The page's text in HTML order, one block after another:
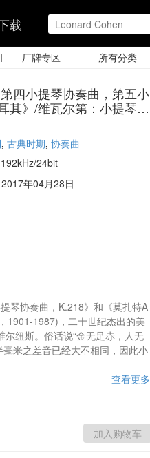
载
| 厂牌专区 | 所有分类
四小提琴协奏曲，第五小
其》/维瓦尔第：小提琴与
547
, 古典时期, 协奏曲
192kHz/24bit
2017年04月28日
琴协奏曲，K.218》和《莫扎特A
1901-1987)，二十世纪杰出的美
纽斯。俗话说“金无足赤，人无
米之差音已经大不相同，因此小
查看更多